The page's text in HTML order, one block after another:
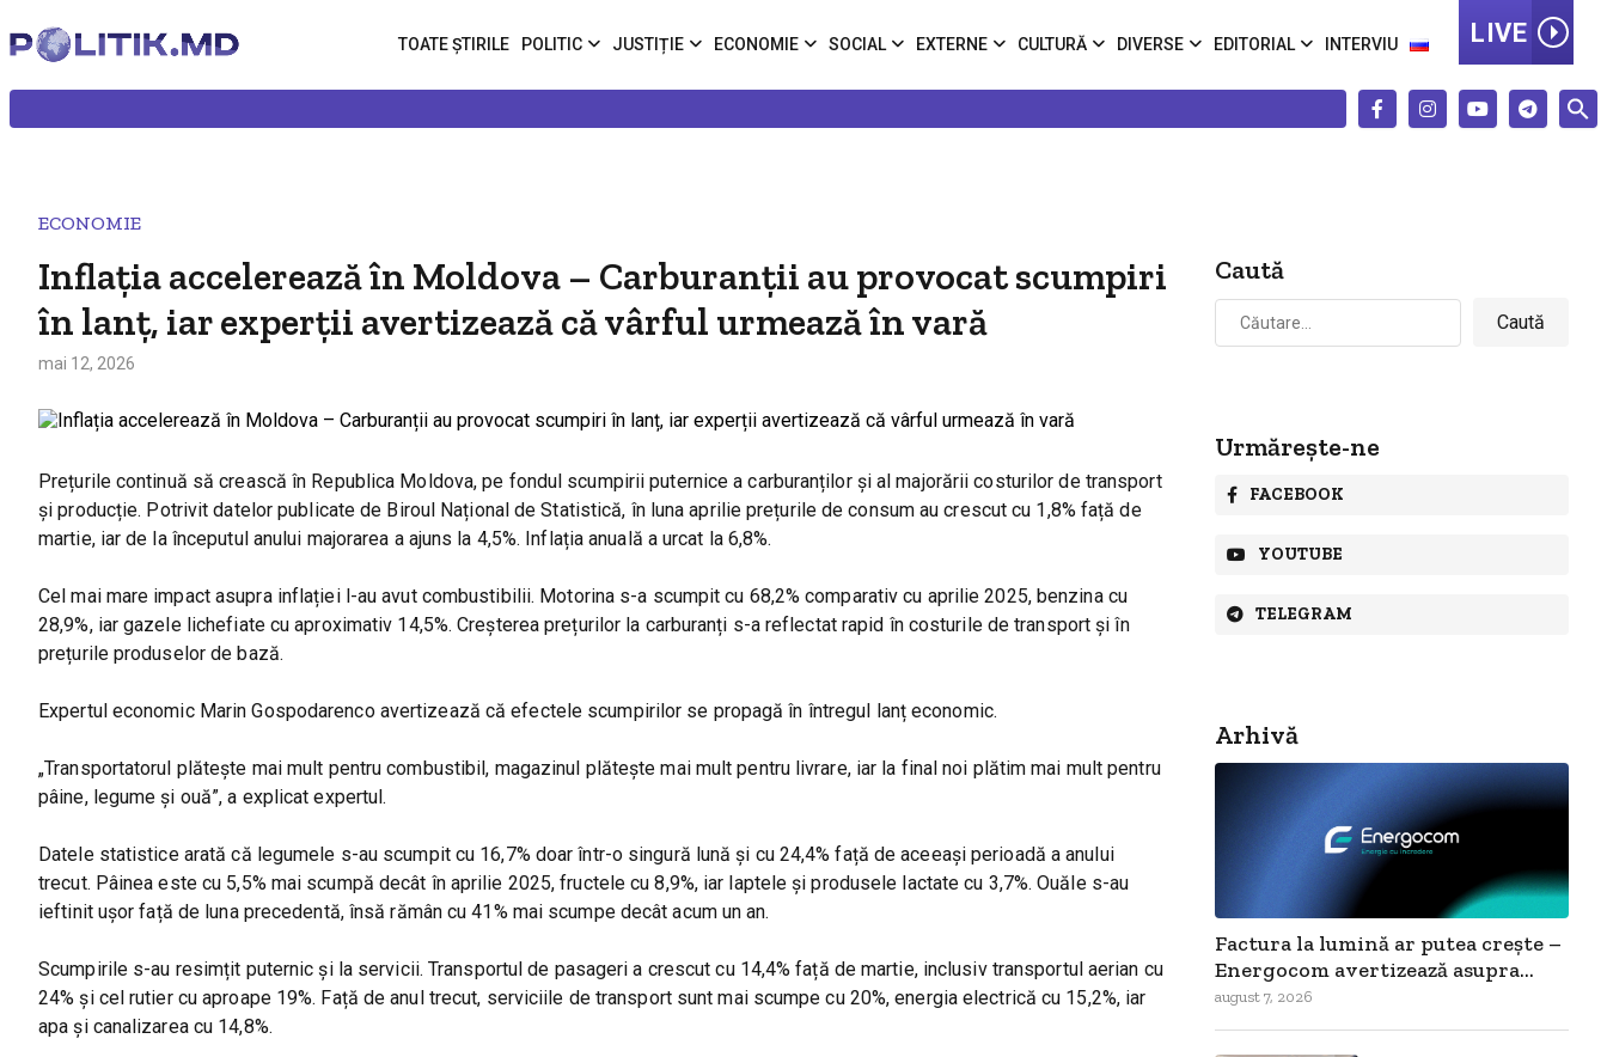
TOATE ȘTIRILE POLITIC JUSTIȚIE ECONOMIE SOCIAL EXTERNE CULTURĂ DIVERSE EDITORIAL INTERVIU LIVE
ECONOMIE
Inflația accelerează în Moldova – Carburanții au provocat scumpiri
în lanț, iar experții avertizează că vârful urmează în vară
mai 12, 2026
Prețurile continuă să crească în Republica Moldova, pe fondul scumpirii puternice a carburanților și al majorării costurilor de transport
și producție. Potrivit datelor publicate de Biroul Național de Statistică, în luna aprilie prețurile de consum au crescut cu 1,8% față de
martie, iar de la începutul anului majorarea a ajuns la 4,5%. Inflația anuală a urcat la 6,8%.
Cel mai mare impact asupra inflației l-au avut combustibilii. Motorina s-a scumpit cu 68,2% comparativ cu aprilie 2025, benzina cu
28,9%, iar gazele lichefiate cu aproximativ 14,5%. Creșterea prețurilor la carburanți s-a reflectat rapid în costurile de transport și în
prețurile produselor de bază.
Expertul economic Marin Gospodarenco avertizează că efectele scumpirilor se propagă în întregul lanț economic.
„Transportatorul plătește mai mult pentru combustibil, magazinul plătește mai mult pentru livrare, iar la final noi plătim mai mult pentru
pâine, legume și ouă”, a explicat expertul.
Datele statistice arată că legumele s-au scumpit cu 16,7% doar într-o singură lună și cu 24,4% față de aceeași perioadă a anului
trecut. Pâinea este cu 5,5% mai scumpă decât în aprilie 2025, fructele cu 8,9%, iar laptele și produsele lactate cu 3,7%. Ouăle s-au
ieftinit ușor față de luna precedentă, însă rămân cu 41% mai scumpe decât acum un an.
Scumpirile s-au resimțit puternic și la servicii. Transportul de pasageri a crescut cu 14,4% față de martie, inclusiv transportul aerian cu
24% și cel rutier cu aproape 19%. Față de anul trecut, serviciile de transport sunt mai scumpe cu 20%, energia electrică cu 15,2%, iar
apa și canalizarea cu 14,8%.
Caută
Caută
după:
Urmărește-ne
FACEBOOK
YOUTUBE
TELEGRAM
Arhivă
Factura la lumină ar putea crește –
Energocom avertizează asupra...
august 7, 2026